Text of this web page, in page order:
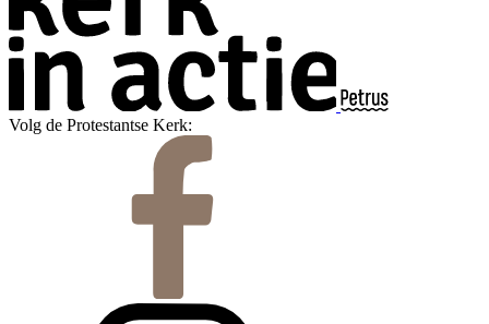
Volg de Protestantse Kerk: